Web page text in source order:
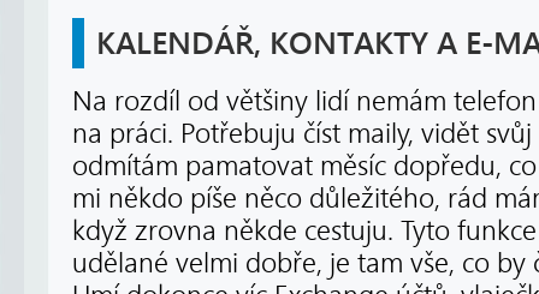
KALENDÁŘ, KONTAKTY A E-
Na rozdíl od většiny lidí nemám
na práci. Potřebuju číst maily, vidět
odmítám pamatovat měsíc dopředu,
mi někdo píše něco důležitého, rád
když zrovna někde cestuju. Tyto
udělané velmi dobře, je tam vše, co